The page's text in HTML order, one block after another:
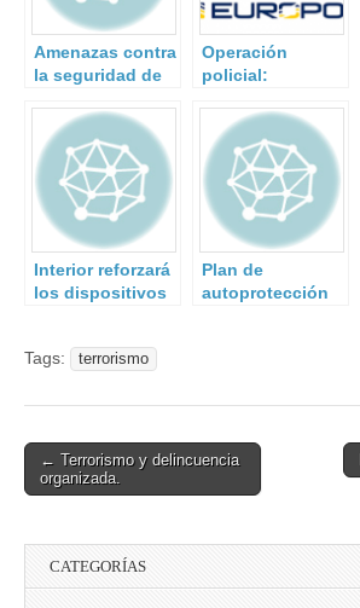
Amenazas contra
la seguridad de
Operación
policial:
terrorismo.
Interior reforzará
los dispositivos
durante la
Plan de
autoprotección
terrorista
Tags: terrorismo
Post
navigation
← Terrorismo y delincuencia
organizada.
CATEGORÍAS